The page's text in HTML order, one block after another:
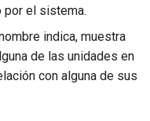
por el sistema.
indica, muestra
de las unidades en
con alguna de sus